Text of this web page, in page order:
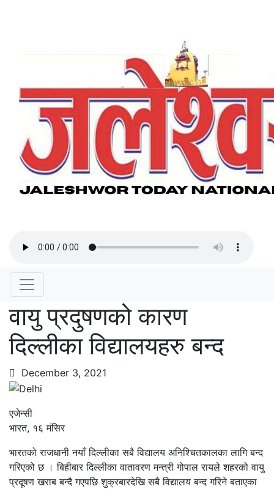
वायु प्रदुषणको कारण
दिल्लीका विद्यालयहरु बन्द
December 3, 2021
एजेन्सी
भारत, १६ मंसिर
भारतको राजधानी नयाँ दिल्लीका सबै विद्यालय अनिश्चितकालका लागि बन्द
गरिएको छ । बिहीबार दिल्लीका वातावरण मन्त्री गोपाल रायले शहरको वायु
प्रदूषण खराब बन्दै गएपछि शुक्रबारदेखि सबै विद्यालय बन्द गरिने बताएका